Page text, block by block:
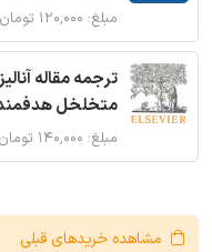
مبلغ: ۱۲۰,۰۰۰ تومان
ترجمه مقاله
متخلخل
مبلغ: ۱۴۰,۰۰۰ تومان
مشاهده خریدهای قبلی